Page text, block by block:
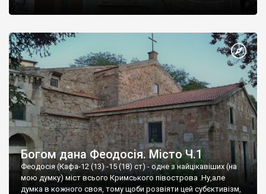
Богом дана Феодосія. Місто Ч.1
Феодосія (Кафа-12 (13) -15 (18) ст) - одне з найцікавіших (на
мою думку) міст всього Кримського півострова .Ну,але
думка в кожного своя, тому щоби розвіяти цей субєктивізм,